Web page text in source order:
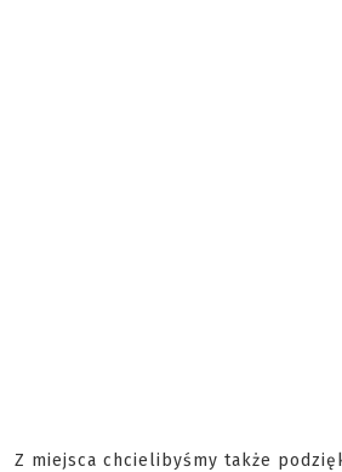
Z miejsca chcielibyśmy także